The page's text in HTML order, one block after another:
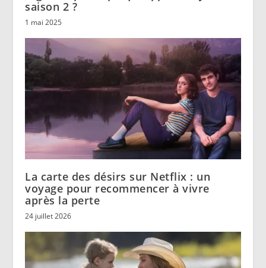
saison 2 ?
1 mai 2025
La carte des désirs sur Netflix : un
voyage pour recommencer à vivre
après la perte
24 juillet 2026